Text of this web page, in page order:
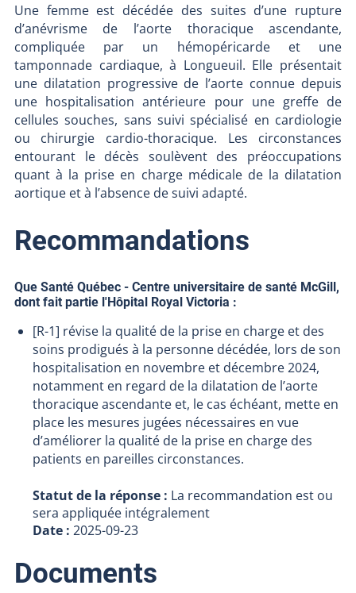
Une femme est décédée des suites d’une rupture
d’anévrisme de l’aorte thoracique ascendante,
compliquée par un hémopéricarde et une
tamponnade cardiaque, à Longueuil. Elle présentait
une dilatation progressive de l’aorte connue depuis
une hospitalisation antérieure pour une greffe de
cellules souches, sans suivi spécialisé en cardiologie
ou chirurgie cardio-thoracique. Les circonstances
entourant le décès soulèvent des préoccupations
quant à la prise en charge médicale de la dilatation
aortique et à l’absence de suivi adapté.
Recommandations
Que Santé Québec - Centre universitaire de santé McGill,
dont fait partie l'Hôpital Royal Victoria :
[R-1] révise la qualité de la prise en charge et des
soins prodigués à la personne décédée, lors de son
hospitalisation en novembre et décembre 2024,
notamment en regard de la dilatation de l’aorte
thoracique ascendante et, le cas échéant, mette en
place les mesures jugées nécessaires en vue
d’améliorer la qualité de la prise en charge des
patients en pareilles circonstances.
Statut de la réponse : La recommandation est ou
sera appliquée intégralement
Date :2025-09-23
Documents